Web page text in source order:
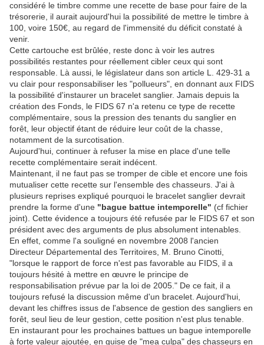
considéré le timbre comme une recette de base pour faire de la
trésorerie, il aurait aujourd'hui la possibilité de mettre le timbre à
100, voire 150€, au regard de l'immensité du déficit constaté à
venir.
Cette cartouche est brûlée, reste donc à voir les autres
possibilités restantes pour réellement cibler ceux qui sont
responsable. Là aussi, le législateur dans son article L. 429-31 a
vu clair pour responsabiliser les "pollueurs", en donnant aux FIDS
la possibilité d'instaurer un bracelet sanglier. Jamais depuis la
création des Fonds, le FIDS 67 n'a retenu ce type de recette
complémentaire, sous la pression des tenants du sanglier en
forêt, leur objectif étant de réduire leur coût de la chasse,
notamment de la surcotisation.
Aujourd'hui, continuer à refuser la mise en place d'une telle
recette complémentaire serait indécent.
Maintenant, il ne faut pas se tromper de cible et encore une fois
mutualiser cette recette sur l'ensemble des chasseurs. J'ai à
plusieurs reprises expliqué pourquoi le bracelet sanglier devrait
prendre la forme d'une "bague battue intemporelle" (cf fichier
joint). Cette évidence a toujours été refusée par le FIDS 67 et son
président avec des arguments de plus absolument intenables.
En effet, comme l'a souligné en novembre 2008 l'ancien
Directeur Départemental des Territoires, M. Bruno Cinotti,
"lorsque le rapport de force n'est pas favorable au FIDS, il a
toujours hésité à mettre en œuvre le principe de
responsabilisation prévue par la loi de 2005." De ce fait, il a
toujours refusé la discussion même d'un bracelet. Aujourd'hui,
devant les chiffres issus de l'absence de gestion des sangliers en
forêt, seul lieu de leur gestion, cette position n'est plus tenable.
En instaurant pour les prochaines battues un bague intemporelle
à forte valeur ajoutée, en guise de "mea culpa" des chasseurs en